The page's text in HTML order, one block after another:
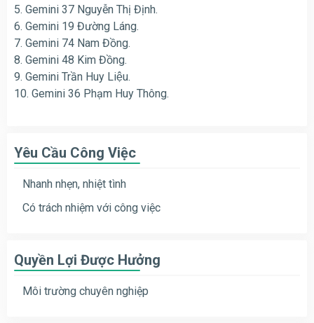
5. Gemini 37 Nguyễn Thị Định.
6. Gemini 19 Đường Láng.
7. Gemini 74 Nam Đồng.
8. Gemini 48 Kim Đồng.
9. Gemini Trần Huy Liệu.
10. Gemini 36 Phạm Huy Thông.
Yêu Cầu Công Việc
Nhanh nhẹn, nhiệt tình
Có trách nhiệm với công việc
Quyền Lợi Được Hưởng
Môi trường chuyên nghiệp